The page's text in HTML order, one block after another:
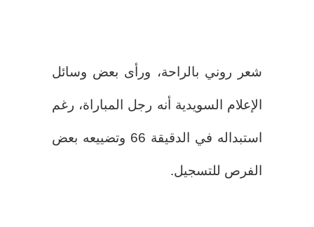
شعر روني بالراحة، ورأى بعض وسائل
الإعلام السويدية أنه رجل المباراة، رغم
استبداله في الدقيقة 66 وتضييعه بعض
الفرص للتسجيل.